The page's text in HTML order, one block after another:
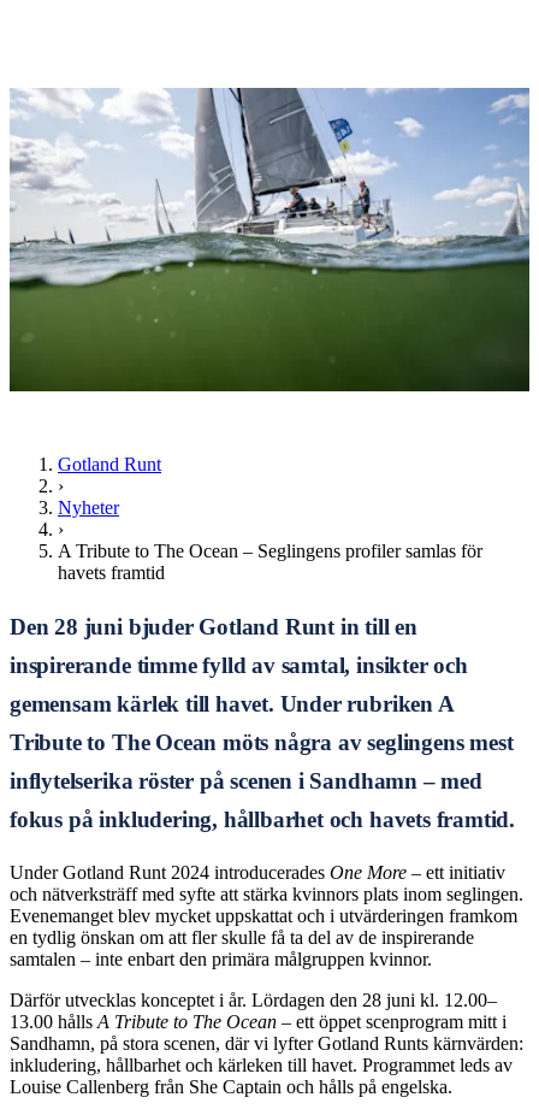
Gotland Runt
›
Nyheter
›
A Tribute to The Ocean – Seglingens profiler samlas för
havets framtid
Den 28 juni bjuder Gotland Runt in till en
inspirerande timme fylld av samtal, insikter och
gemensam kärlek till havet. Under rubriken A
Tribute to The Ocean möts några av seglingens mest
inflytelserika röster på scenen i Sandhamn – med
fokus på inkludering, hållbarhet och havets framtid.
Under Gotland Runt 2024 introducerades One More – ett initiativ
och nätverksträff med syfte att stärka kvinnors plats inom seglingen.
Evenemanget blev mycket uppskattat och i utvärderingen framkom
en tydlig önskan om att fler skulle få ta del av de inspirerande
samtalen – inte enbart den primära målgruppen kvinnor.
Därför utvecklas konceptet i år. Lördagen den 28 juni kl. 12.00–
13.00 hålls A Tribute to The Ocean – ett öppet scenprogram mitt i
Sandhamn, på stora scenen, där vi lyfter Gotland Runts kärnvärden:
inkludering, hållbarhet och kärleken till havet. Programmet leds av
Louise Callenberg från She Captain och hålls på engelska.